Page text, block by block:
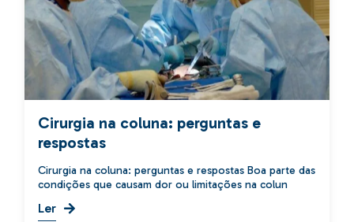
Cirurgia na coluna: perguntas e
respostas
Cirurgia na coluna: perguntas e respostas Boa parte das
condições que causam dor ou limitações na colun
Ler